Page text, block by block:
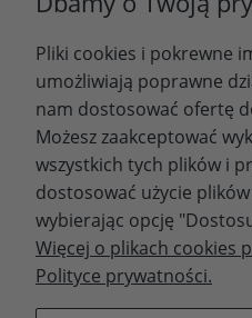
WYDAWNICTWO PROMIC
PRODUKTY
Pliki cookies i pokrewne
umożliwiają poprawne
nam dostosować ofertę
Możesz zaakceptować
wszystkich tych plików i
dostosować użycie
wybierając opcję
Więcej o plikach cookies
Polityce prywatności.